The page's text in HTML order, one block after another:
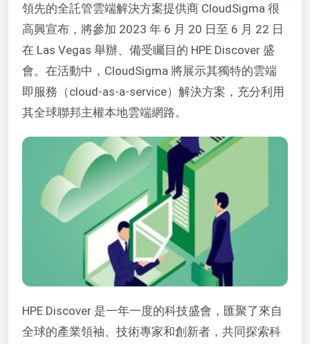
領先的全託管雲端解決方案提供商 CloudSigma 很
高興宣布，將參加 2023 年 6 月 20 日至 6 月 22 日
在 Las Vegas 舉辦、備受矚目的 HPE Discover 盛
會。在活動中，CloudSigma 將展示其獨特的雲端
即服務（cloud-as-a-service）解決方案，充分利用
其全球聯邦主權本地雲端網路。
HPE Discover 是一年一度的科技盛會，匯聚了來自
全球的產業領袖、技術專家和創新者，共同探索科